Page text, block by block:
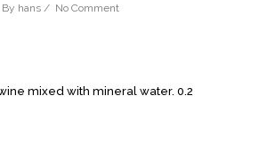
hans / No Comment
mixed with mineral water. 0.2